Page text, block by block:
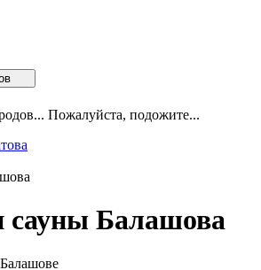
Пожалуйста, подожите...
сауны Балашова